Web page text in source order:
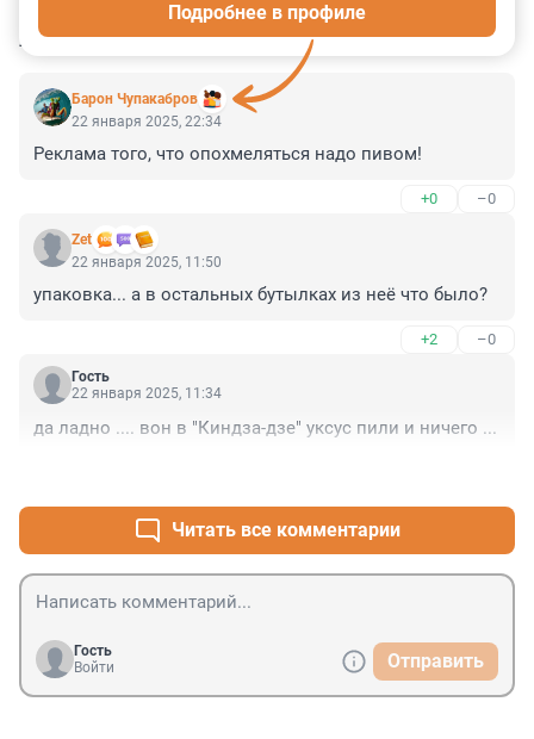
КОММЕНТАРИИ 13
Барон Чупакабров
Подробнее в профиле
22 января 2025, 22:34
Реклама того, что опохмеляться надо пивом!
+0 –0
Zet
22 января 2025, 11:50
упаковка... а в остальных бутылках из неё что было?
+2 –0
Гость
22 января 2025, 11:34
да ладно .... вон в "Киндза-дзе" уксус пили и ничего ...
Читать все комментарии
Гость
Войти
Отправить